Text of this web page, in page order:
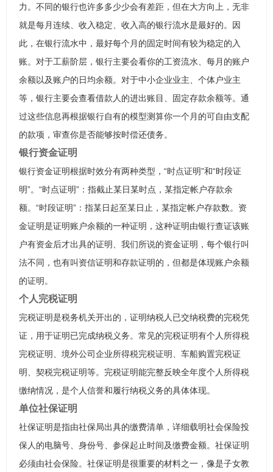
力。不同的银行也许多多少少会有差距，但在大方向上，无非
就是每月连续、收入稳定、收入高的银行流水是最好的。因
此，在银行流水中，最好每个月的固定时间有较为稳定的入
账。对于工薪阶层，银行主要会看你的工资流水、每月的账户
余额以及账户的日均余额。对于中小企业业主、个体户业主
等，银行主要会查看借款人的进出账目、固定存款余额等。通
过这些信息再根据银行自有的模型测算你一个月的可自由支配
的款项，审查你是否能够按时偿还债务。
银行资金证明
银行资金证明根据时效分有两种类型，“时点证明”和“时段证
明”。“时点证明”：指截止某日某时点，某指定帐户存款余
额。“时段证明”：指某日起至某日止，某指定帐户存款数。资
金证明是证明账户余额的一种证明，这种证明由银行查证该账
户有资金后才出具的证明、我们所说的资金证明，每个银行叫
法不同，也有叫资信证明和存款证明的，但都是体现账户余额
的证明。
个人完税证明
完税证明是税务机关开出的，证明纳税人已交纳税费的完税凭
证，用于证明已完成纳税义务。常见的完税证明有个人所得税
完税证明、境外公司企业所得税完税证明、车船购置完税证
明、契税完税证明等。完税证明能完整反映全年度个人所得税
缴纳情况，是个人信誉和履行纳税义务的具体体现。
单位社保证明
社保证明是指由社保局出具的缴费清单，详细载明社会保险投
保人的电脑号、身份号、参保起止时间及缴费金额。社保证明
必须由社会保险。社保证明是很重要的材料之一，像是子女教